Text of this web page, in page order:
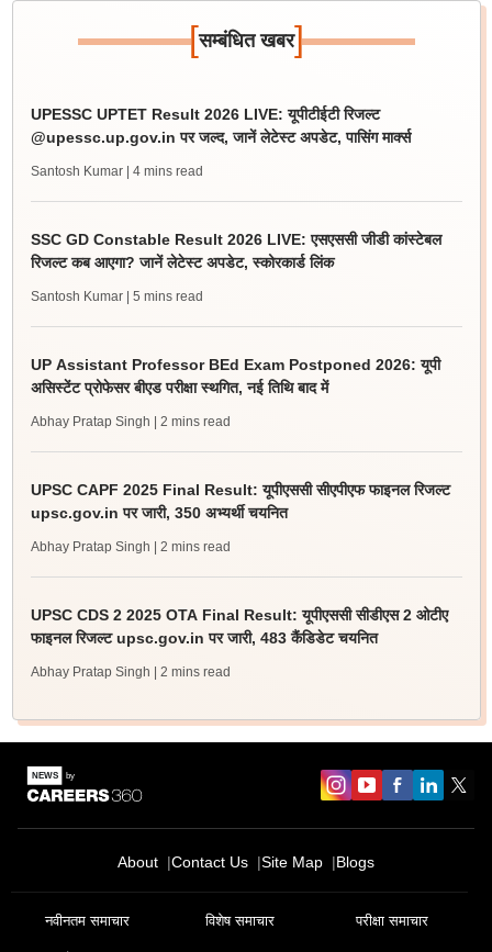
[सम्बंधित खबर]
UPESSC UPTET Result 2026 LIVE: यूपीटीईटी रिजल्ट
@upessc.up.gov.in पर जल्द, जानें लेटेस्ट अपडेट, पासिंग मार्क्स
Santosh Kumar | 4 mins read
SSC GD Constable Result 2026 LIVE: एसएससी जीडी कांस्टेबल
रिजल्ट कब आएगा? जानें लेटेस्ट अपडेट, स्कोरकार्ड लिंक
Santosh Kumar | 5 mins read
UP Assistant Professor BEd Exam Postponed 2026: यूपी
असिस्टेंट प्रोफेसर बीएड परीक्षा स्थगित, नई तिथि बाद में
Abhay Pratap Singh | 2 mins read
UPSC CAPF 2025 Final Result: यूपीएससी सीएपीएफ फाइनल रिजल्ट
upsc.gov.in पर जारी, 350 अभ्यर्थी चयनित
Abhay Pratap Singh | 2 mins read
UPSC CDS 2 2025 OTA Final Result: यूपीएससी सीडीएस 2 ओटीए
फाइनल रिजल्ट upsc.gov.in पर जारी, 483 कैंडिडेट चयनित
Abhay Pratap Singh | 2 mins read
About Contact Us Site Map Blogs
नवीनतम समाचार विशेष समाचार परीक्षा समाचार